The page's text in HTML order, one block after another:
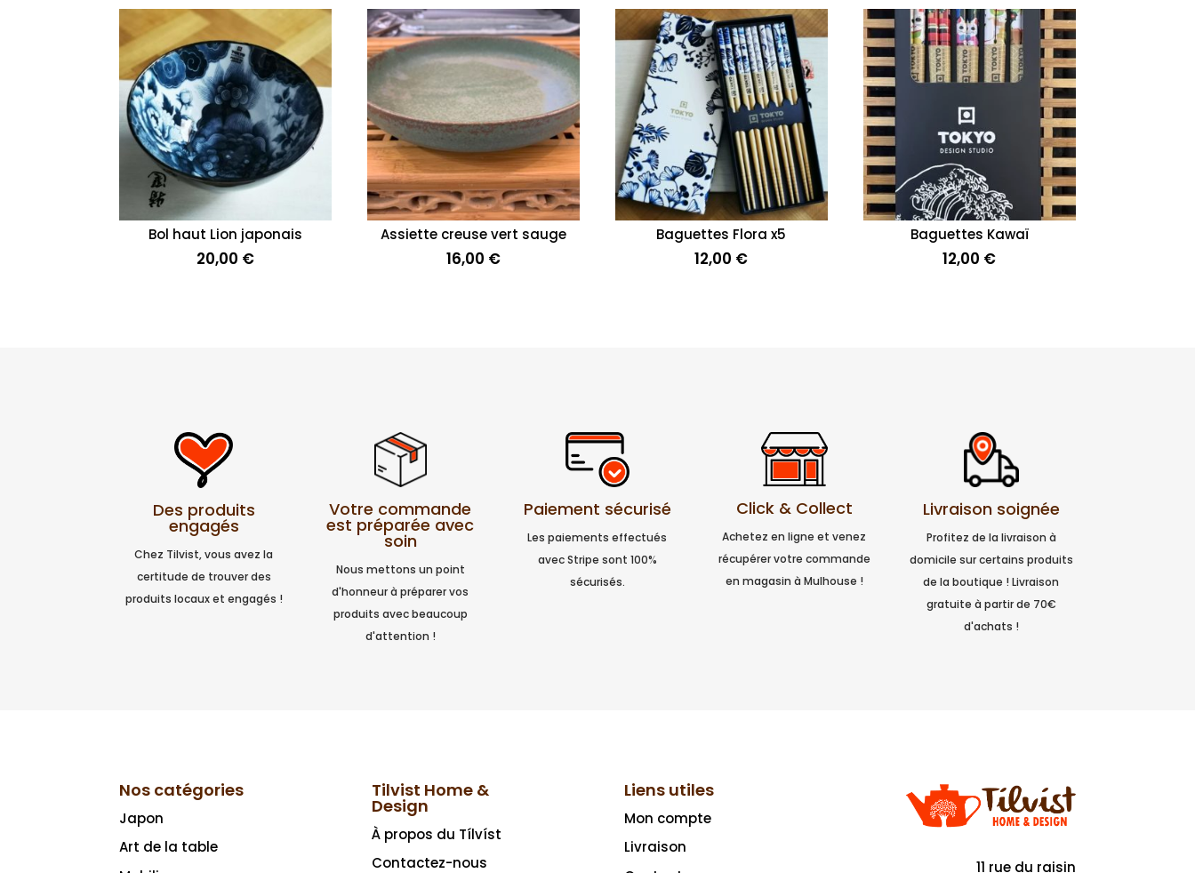
Bol haut Lion japonais
20,00 €
Assiette creuse vert sauge
16,00 €
Baguettes Flora x5
12,00 €
Baguettes Kawaï
12,00 €
Des produits
engagés
Chez Tilvist, vous avez la
certitude de trouver des
produits locaux et engagés !
Votre commande
est préparée avec
soin
Nous mettons un point
d'honneur à préparer vos
produits avec beaucoup
d'attention !
Paiement sécurisé
Les paiements effectués
avec Stripe sont 100%
sécurisés.
Click & Collect
Achetez en ligne et venez
récupérer votre commande
en magasin à Mulhouse !
Livraison soignée
Profitez de la livraison à
domicile sur certains produits
de la boutique ! Livraison
gratuite à partir de 70€
d'achats !
Nos catégories
Japon
Art de la table
Tilvist Home &
Design
À propos du Tílvíst
Contactez-nous
Liens utiles
Mon compte
Livraison
11 rue du raisin